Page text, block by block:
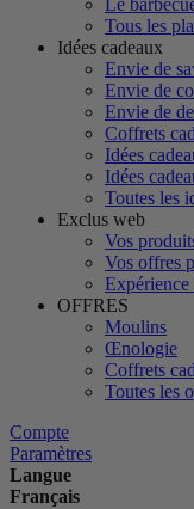
Le
Tous les
Idées cadeaux
Envie de
Envie de
Envie de
Coffrets
Idées
Idées
Toutes les
Exclus web
Vos
Vos offres
Expérience
OFFRES
Moulins
Œnologie
Coffrets
Toutes les
Compte
Paramètres
Langue
Français